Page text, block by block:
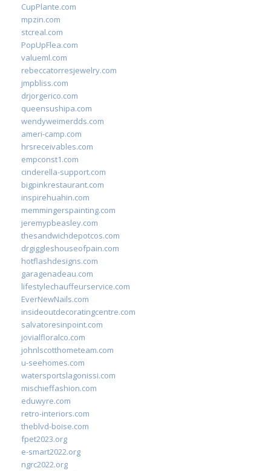
CupPlante.com
mpzin.com
stcreal.com
PopUpFlea.com
valueml.com
rebeccatorresjewelry.com
jmpbliss.com
drjorgerico.com
queensushipa.com
wendyweimerdds.com
ameri-camp.com
hrsreceivables.com
empconst1.com
cinderella-support.com
bigpinkrestaurant.com
inspirehuahin.com
memmingerspainting.com
jeremypbeasley.com
thesandwichdepotcos.com
drgiggleshouseofpain.com
hotflashdesigns.com
garagenadeau.com
lifestylechauffeurservice.com
EverNewNails.com
insideoutdecoratingcentre.com
salvatoresinpoint.com
jovialfloralco.com
johnlscotthometeam.com
u-seehomes.com
watersportslagonissi.com
mischieffashion.com
eduwyre.com
retro-interiors.com
theblvd-boise.com
fpet2023.org
e-smart2022.org
ngrc2022.org